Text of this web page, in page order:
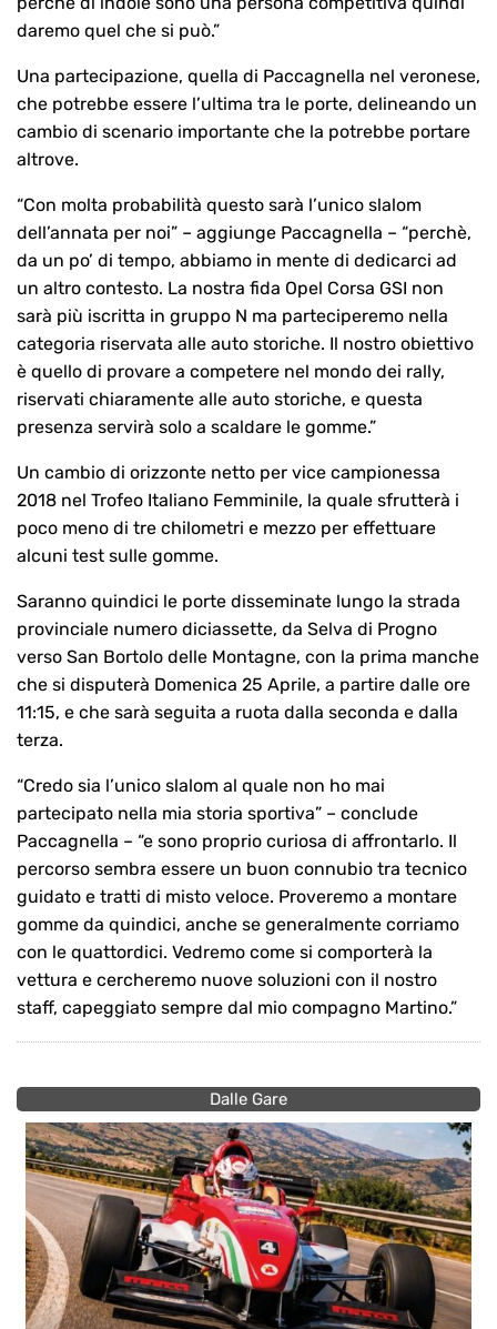
daremo quel che si può.”
Una partecipazione, quella di Paccagnella nel veronese,
che potrebbe essere l’ultima tra le porte, delineando un
cambio di scenario importante che la potrebbe portare
altrove.
“Con molta probabilità questo sarà l’unico slalom
dell’annata per noi” – aggiunge Paccagnella – “perchè,
da un po’ di tempo, abbiamo in mente di dedicarci ad
un altro contesto. La nostra fida Opel Corsa GSI non
sarà più iscritta in gruppo N ma parteciperemo nella
categoria riservata alle auto storiche. Il nostro obiettivo
è quello di provare a competere nel mondo dei rally,
riservati chiaramente alle auto storiche, e questa
presenza servirà solo a scaldare le gomme.”
Un cambio di orizzonte netto per vice campionessa
2018 nel Trofeo Italiano Femminile, la quale sfrutterà i
poco meno di tre chilometri e mezzo per effettuare
alcuni test sulle gomme.
Saranno quindici le porte disseminate lungo la strada
provinciale numero diciassette, da Selva di Progno
verso San Bortolo delle Montagne, con la prima manche
che si disputerà Domenica 25 Aprile, a partire dalle ore
11:15, e che sarà seguita a ruota dalla seconda e dalla
terza.
“Credo sia l’unico slalom al quale non ho mai
partecipato nella mia storia sportiva” – conclude
Paccagnella – “e sono proprio curiosa di affrontarlo. Il
percorso sembra essere un buon connubio tra tecnico
guidato e tratti di misto veloce. Proveremo a montare
gomme da quindici, anche se generalmente corriamo
con le quattordici. Vedremo come si comporterà la
vettura e cercheremo nuove soluzioni con il nostro
staff, capeggiato sempre dal mio compagno Martino.”
Dalle Gare